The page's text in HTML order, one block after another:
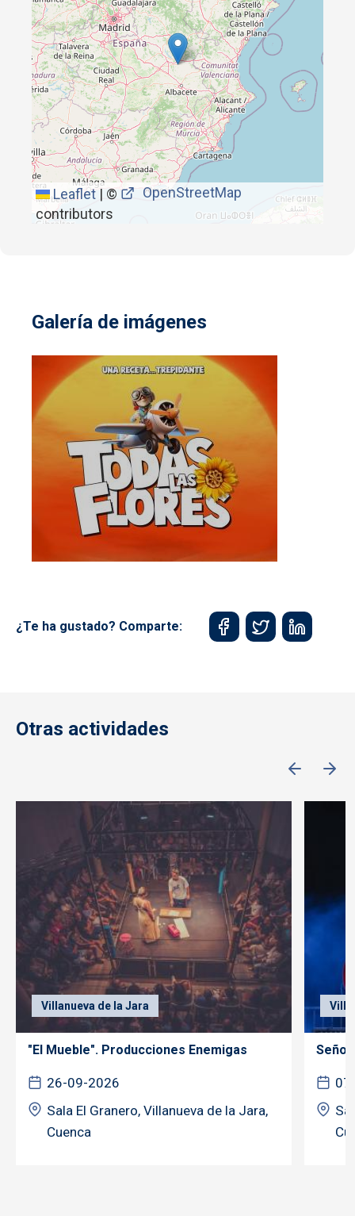
Leaflet | ©
OpenStreetMap
contributors
Galería de imágenes
¿Te ha gustado? Comparte:
Otras actividades
Villanueva de la Jara
"El Mueble". Producciones Enemigas
26-09-2026
Sala El Granero, Villanueva de la Jara,
Cuenca